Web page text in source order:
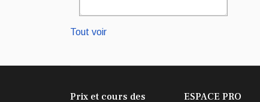
Tout voir
Prix et cours des ESPACE PRO